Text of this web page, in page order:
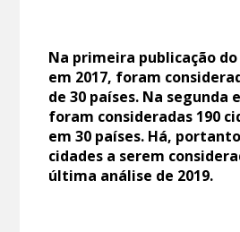
Na primeira publicação
em 2017, foram
de 30 países. Na segunda
foram consideradas 190
em 30 países. Há,
cidades a serem
última análise de 2019.